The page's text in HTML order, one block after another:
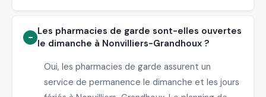
Les pharmacies de garde sont-elles ouvertes
le dimanche à Nonvilliers-Grandhoux ?
Oui, les pharmacies de garde assurent un
service de permanence le dimanche et les jours